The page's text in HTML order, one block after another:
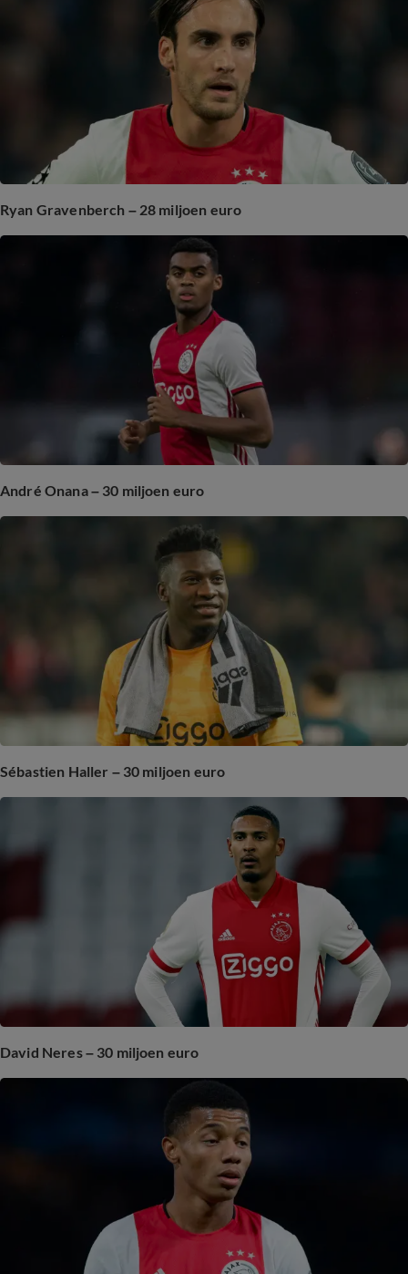
Ryan Gravenberch – 28 miljoen euro
André Onana – 30 miljoen euro
Sébastien Haller – 30 miljoen euro
David Neres – 30 miljoen euro